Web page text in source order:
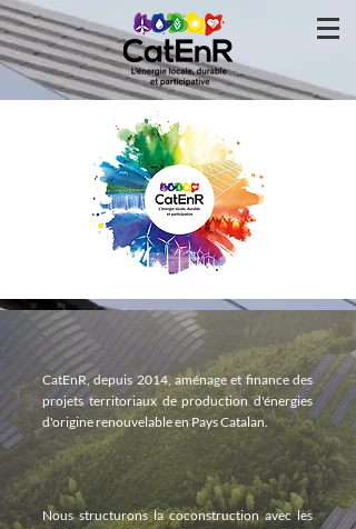
CatEnR, depuis 2014, aménage et finance des
projets territoriaux de production d'énergies
d'origine renouvelable en Pays Catalan.
Nous structurons la coconstruction avecles